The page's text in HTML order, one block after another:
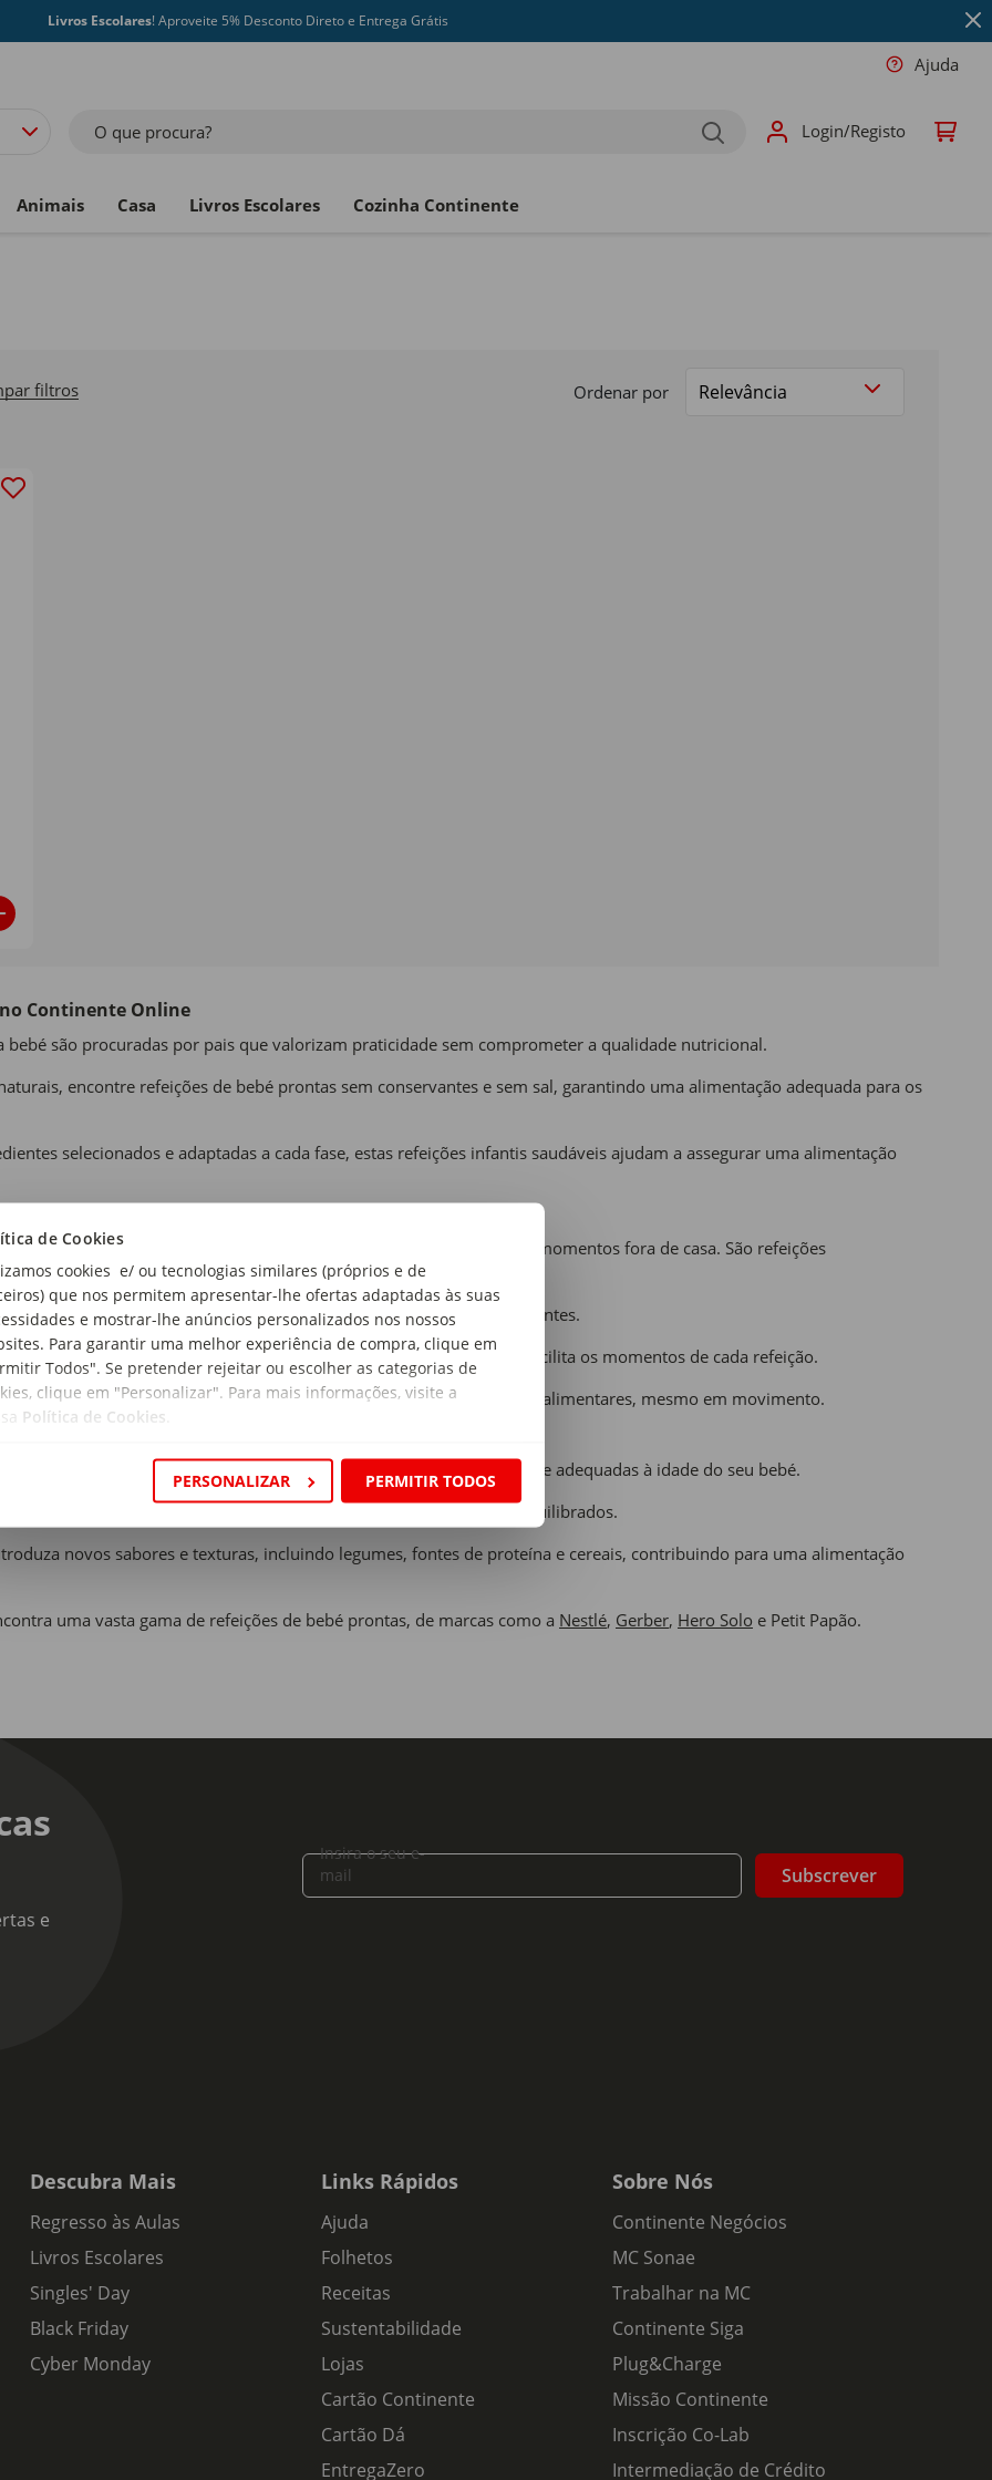
de Cookies
cookies e/ ou tecnologias similares (próprios e de
que nos permitem apresentar-lhe ofertas adaptadas às suas
e mostrar-lhe anúncios personalizados nos nossos
Para garantir uma melhor experiência de compra, clique em
Todos". Se pretender rejeitar ou escolher as categorias de
clique em "Personalizar". Para mais informações, visite a
Política de Cookies
PERSONALIZAR PERMITIR TODOS
Livros Escolares! Aproveite 5% Desconto Direto e Entrega Grátis
Ajuda
O que procura? Login/Registo
Animais Casa Livros Escolares Cozinha Continente
filter Currently Refined by Marcas: Hero Solo
filtros Ordenar por
Continente Online
bebé são procuradas por pais que valorizam praticidade sem comprometer a qualidade nutricional.
encontre refeições de bebé prontas sem conservantes e sem sal, garantindo uma alimentação adequada para os
selecionados e adaptadas a cada fase, estas refeições infantis saudáveis ajudam a assegurar uma alimentação
é uma alternativa segura e prática, ideal para refeições rápidas ou momentos fora de casa. São refeições
sem necessidade de uma preparação demorada.
permitem garantir refeições completas, mesmo nos dias mais exigentes.
bebé para a creche, para um passeio ou em viagem, este formato facilita os momentos de cada refeição.
prontas a consumir ou aquecer e ajudam a manter horários e hábitos alimentares, mesmo em movimento.
e com variedade
saudáveis, deve privilegiar opções com ingredientes de qualidade e adequadas à idade do seu bebé.
do bebé é fundamental para promover hábitos alimentares equilibrados.
novos sabores e texturas, incluindo legumes, fontes de proteína e cereais, contribuindo para uma alimentação
uma vasta gama de refeições de bebé prontas, de marcas como a Nestlé, Gerber, Hero Solo e Petit Papão.
e
Insira o seu e-
mail
Subscrever
Descubra Mais
Regresso às Aulas
Livros Escolares
Singles' Day
Black Friday
Cyber Monday
Links Rápidos
Ajuda
Folhetos
Receitas
Sustentabilidade
Lojas
Cartão Continente
Cartão Dá
EntregaZero
Sobre Nós
Continente Negócios
MC Sonae
Trabalhar na MC
Continente Siga
Plug&Charge
Missão Continente
Inscrição Co-Lab
Intermediação de Crédito